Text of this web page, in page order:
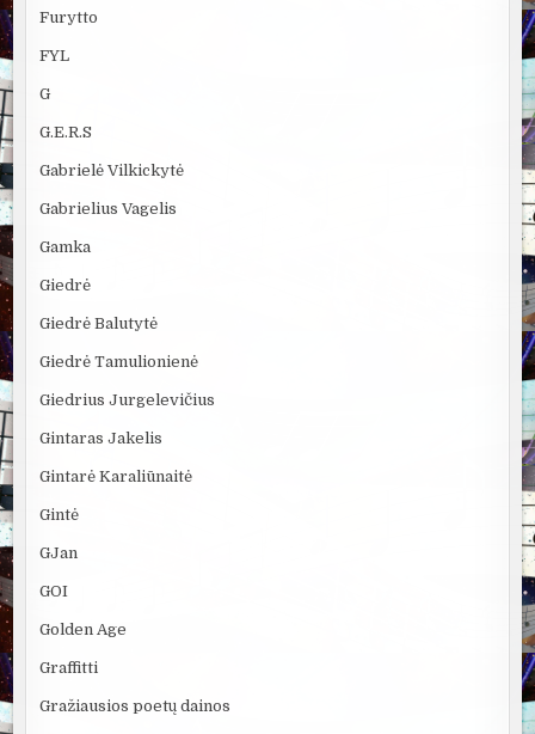
Furytto
FYL
G
G.E.R.S
Gabrielė Vilkickytė
Gabrielius Vagelis
Gamka
Giedrė
Giedrė Balutytė
Giedrė Tamulionienė
Giedrius Jurgelevičius
Gintaras Jakelis
Gintarė Karaliūnaitė
Gintė
GJan
GOI
Golden Age
Graffitti
Gražiausios poetų dainos